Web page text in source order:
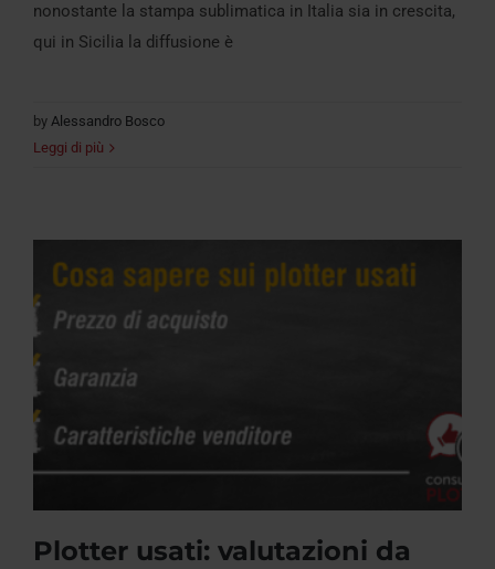
nonostante la stampa sublimatica in Italia sia in crescita,
qui in Sicilia la diffusione è
by Alessandro Bosco
Leggi di più
Plotter usati: valutazioni da